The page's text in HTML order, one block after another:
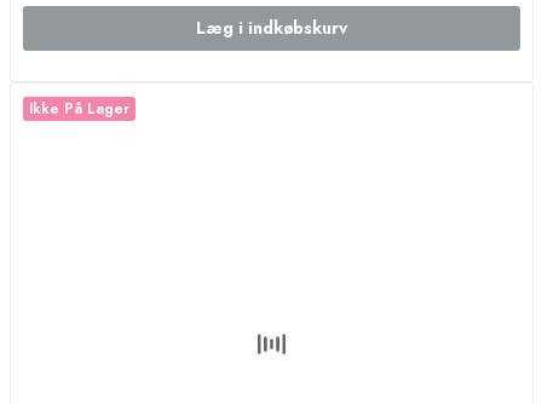
Læg i indkøbskurv
Ikke På Lager